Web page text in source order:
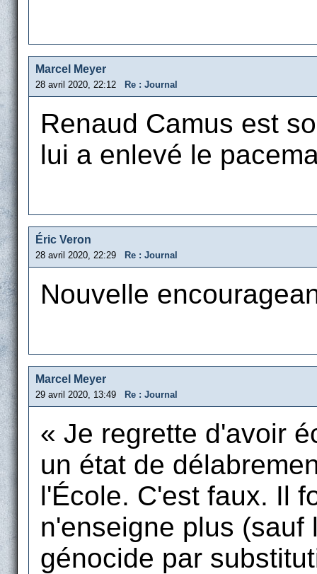
Marcel Meyer
28 avril 2020, 22:12 Re : Journal
Renaud Camus est
lui a enlevé le
Éric Veron
28 avril 2020, 22:29 Re : Journal
Nouvelle
Marcel Meyer
29 avril 2020, 13:49 Re : Journal
« Je regrette d'avoir
un état de
l'École. C'est faux. Il
n'enseigne plus
génocide par